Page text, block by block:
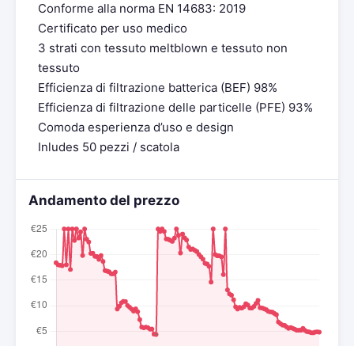
Conforme alla norma EN 14683: 2019
Certificato per uso medico
3 strati con tessuto meltblown e tessuto non
tessuto
Efficienza di filtrazione batterica (BEF) 98%
Efficienza di filtrazione delle particelle (PFE) 93%
Comoda esperienza d’uso e design
Inludes 50 pezzi / scatola
Andamento del prezzo